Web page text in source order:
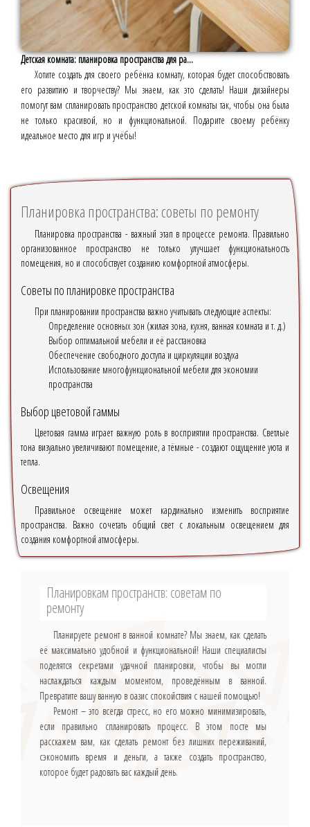
Детская комната: планировка пространства для ра...
Хотите создать для своего ребёнка комнату, которая будет способствовать
его развитию и творчеству? Мы знаем, как это сделать! Наши дизайнеры
помогут вам спланировать пространство детской комнаты так, чтобы она была
не только красивой, но и функциональной. Подарите своему ребёнку
идеальное место для игр и учёбы!
Планировка пространства: советы по ремонту
Планировка пространства - важный этап в процессе ремонта. Правильно
организованное пространство не только улучшает функциональность
помещения, но и способствует созданию комфортной атмосферы.
Советы по планировке пространства
При планировании пространства важно учитывать следующие аспекты:
Определение основных зон (жилая зона, кухня, ванная комната и т. д.)
Выбор оптимальной мебели и её расстановка
Обеспечение свободного доступа и циркуляции воздуха
Использование многофункциональной мебели для экономии
пространства
Выбор цветовой гаммы
Цветовая гамма играет важную роль в восприятии пространства. Светлые
тона визуально увеличивают помещение, а тёмные - создают ощущение уюта и
тепла.
Освещения
Правильное освещение может кардинально изменить восприятие
пространства. Важно сочетать общий свет с локальным освещением для
создания комфортной атмосферы.
Планировкам пространств: советам по
ремонту
Планируете ремонт в ванной комнате? Мы знаем, как сделать
её максимально удобной и функциональной! Наши специалисты
поделятся секретами удачной планировки, чтобы вы могли
наслаждаться каждым моментом, проведённым в ванной.
Превратите вашу ванную в оазис спокойствия с нашей помощью!
Ремонт – это всегда стресс, но его можно минимизировать,
если правильно спланировать процесс. В этом посте мы
расскажем вам, как сделать ремонт без лишних переживаний,
сэкономить время и деньги, а также создать пространство,
которое будет радовать вас каждый день.